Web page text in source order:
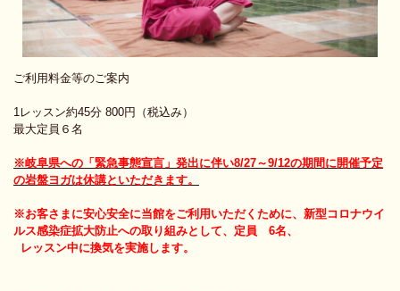
ご利用料金等のご案内
1レッスン約45分 800円（税込み）
最大定員６名
※岐阜県への「緊急事態宣言」発出に伴い8/27～9/12の期間に開催予定
の岩盤ヨガは休講といただきます。
※お客さまに安心安全に当館をご利用いただくために、新型コロナウイ
ルス感染症拡大防止への取り組みとして、定員 6名、
レッスン中に換気を実施します。